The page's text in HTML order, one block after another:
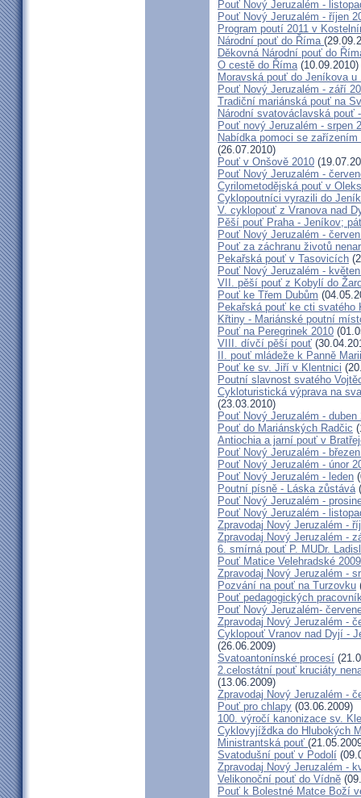
Pouť Nový Jeruzalém -
Pouť Nový Jeruzalém - říjen
Program poutí 2011 v
Národní pouť do Říma
Děkovná Národní pouť do
O cestě do Říma (10.09.2010)
Moravská pouť do Jeníkova u
Pouť Nový Jeruzalém - září
Tradiční mariánská pouť na
Národní svatováclavská pouť
Pouť nový Jeruzalém - srpen
Nabídka pomoci se
(26.07.2010)
Pouť v Onšově 2010
Pouť Nový Jeruzalém -
Cyrilometodějská pouť v
Cyklopoutníci vyrazili do
V. cyklopouť z Vranova nad
Pěší pouť Praha - Jeníkov;
Pouť Nový Jeruzalém -
Pouť za záchranu životů
Pekařská pouť v Tasovicích
Pouť Nový Jeruzalém -
VII. pěší pouť z Kobylí do
Pouť ke Třem Dubům
Pekařská pouť ke cti svatého
Křtiny - Mariánské poutní
Pouť na Peregrinek 2010
VIII. dívčí pěší pouť
II. pouť mládeže k Panně
Pouť ke sv. Jiří v Klentnici
Poutní slavnost svatého
Cykloturistická výprava na
(23.03.2010)
Pouť Nový Jeruzalém - duben
Pouť do Mariánských Radčic
Antiochia a jarní pouť v
Pouť Nový Jeruzalém -
Pouť Nový Jeruzalém - únor
Pouť Nový Jeruzalém - leden
Poutní písně - Láska zůstává
Pouť Nový Jeruzalém -
Pouť Nový Jeruzalém -
Zpravodaj Nový Jeruzalém -
Zpravodaj Nový Jeruzalém -
6. smírná pouť P. MUDr.
Pouť Matice Velehradské 2009
Zpravodaj Nový Jeruzalém -
Pozvání na pouť na Turzovku
Pouť pedagogických
Pouť Nový Jeruzalém-
Zpravodaj Nový Jeruzalém -
Cyklopouť Vranov nad Dyjí -
(26.06.2009)
Svatoantonínské procesí
2.celostátní pouť kruciáty
(13.06.2009)
Zpravodaj Nový Jeruzalém -
Pouť pro chlapy (03.06.2009)
100. výročí kanonizace sv.
Cyklovyjíždka do Hlubokých
Ministrantská pouť
Svatodušní pouť v Podolí
Zpravodaj Nový Jeruzalém -
Velikonoční pouť do Vídně
Pouť k Bolestné Matce Boží